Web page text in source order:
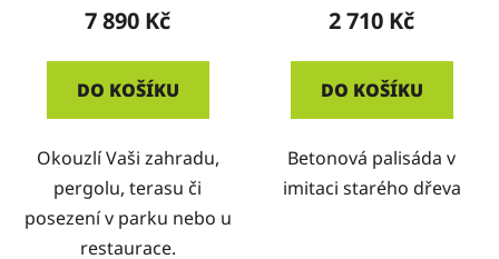
7 890 Kč
DO KOŠÍKU
Okouzlí Vaši zahradu,
pergolu, terasu či
posezení v parku nebo u
restaurace.
2 710 Kč
DO KOŠÍKU
Betonová palisáda v
imitaci starého dřeva